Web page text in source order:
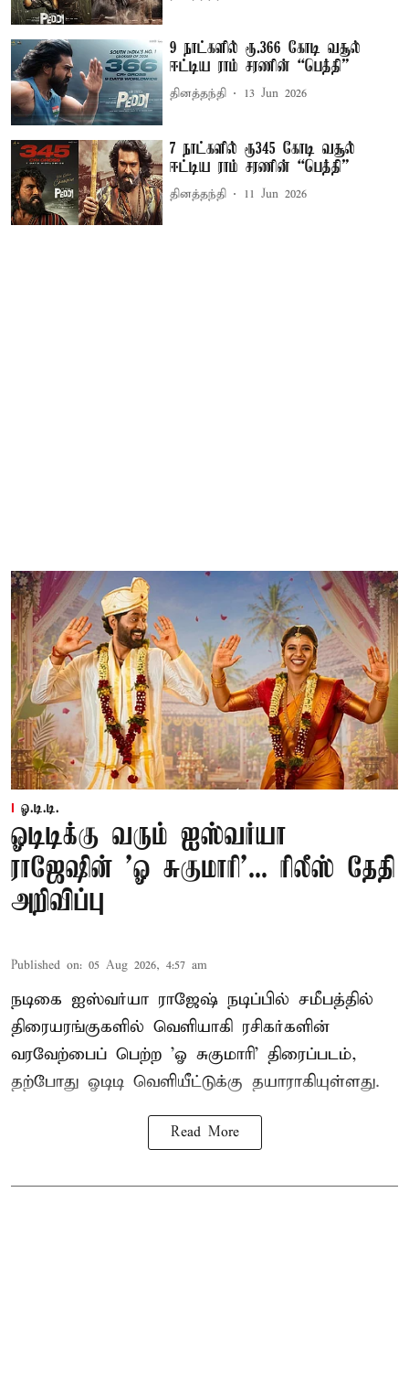
9 நாட்களில் ரூ.366 கோடி வசூல்
ஈட்டிய ராம் சரணின் “பெத்தி”
தினத்தந்தி 13 Jun 2026
7 நாட்களில் ரூ345 கோடி வசூல்
ஈட்டிய ராம் சரணின் “பெத்தி”
தினத்தந்தி 11 Jun 2026
ஓ.டி.டி.
ஓடிடிக்கு வரும் ஐஸ்வர்யா
ராஜேஷின் 'ஓ சுகுமாரி'... ரிலீஸ் தேதி
அறிவிப்பு
Published on: 05 Aug 2026, 4:57 am
நடிகை ஐஸ்வர்யா ராஜேஷ் நடிப்பில் சமீபத்தில்
திரையரங்குகளில் வெளியாகி ரசிகர்களின்
வரவேற்பைப் பெற்ற 'ஓ சுகுமாரி' திரைப்படம்,
தற்போது ஓடிடி வெளியீட்டுக்கு தயாராகியுள்ளது.
Read More